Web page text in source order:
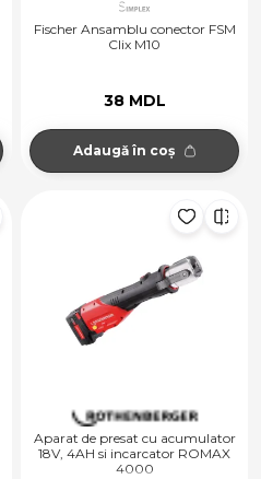
Fischer Ansamblu conector FSM
Clix M10
38 MDL
Adaugă în coș
Aparat de presat cu acumulator
18V, 4AH si incarcator ROMAX
4000